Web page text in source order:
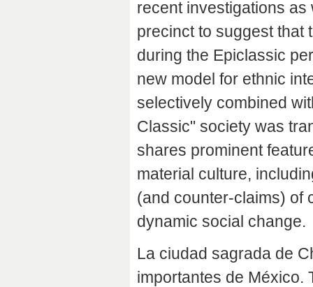
recent investigations
precinct to suggest that
during the Epiclassic
new model for ethnic
selectively combined
Classic" society was
shares prominent
material culture,
(and counter-claims) of
dynamic social change.
La ciudad sagrada de
importantes de México.